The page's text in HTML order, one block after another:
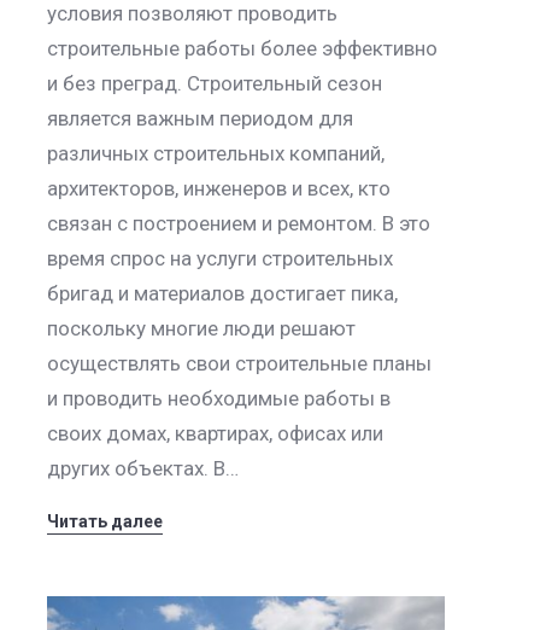
условия позволяют проводить
строительные работы более эффективно
и без преград. Строительный сезон
является важным периодом для
различных строительных компаний,
архитекторов, инженеров и всех, кто
связан с построением и ремонтом. В это
время спрос на услуги строительных
бригад и материалов достигает пика,
поскольку многие люди решают
осуществлять свои строительные планы
и проводить необходимые работы в
своих домах, квартирах, офисах или
других объектах. В…
Читать далее